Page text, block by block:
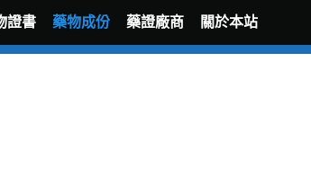
證書 藥物成份 藥證廠商 關於本站